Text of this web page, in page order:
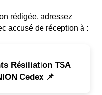
rédigée, adressez
accusé de réception à :
Résiliation TSA
Cedex 📌